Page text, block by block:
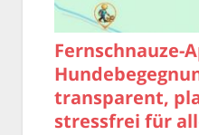
Fernschnauze-
transparent,
stressfrei für